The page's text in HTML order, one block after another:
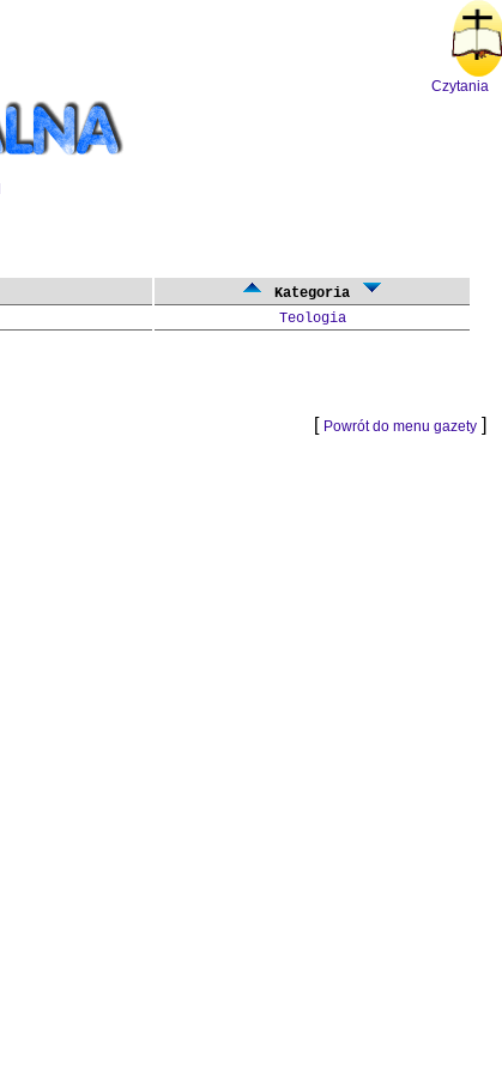
Czytania
Kategoria
Teologia
[ Powrót do menu gazety ]